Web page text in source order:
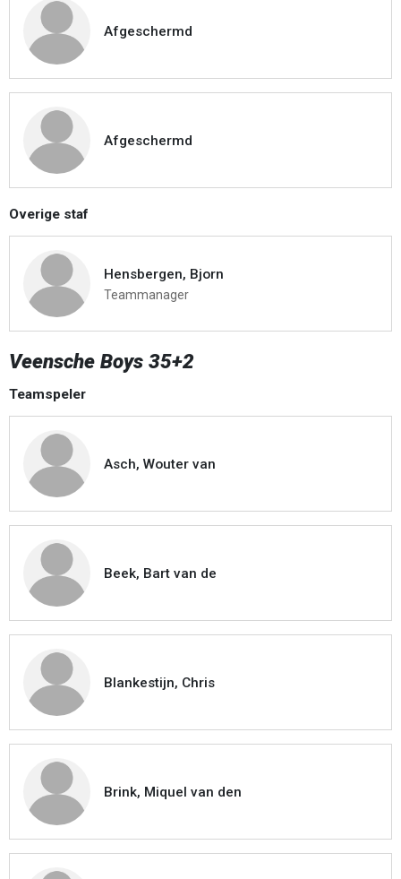
Afgeschermd
Afgeschermd
Overige staf
Hensbergen, Bjorn
Teammanager
Veensche Boys 35+2
Teamspeler
Asch, Wouter van
Beek, Bart van de
Blankestijn, Chris
Brink, Miquel van den